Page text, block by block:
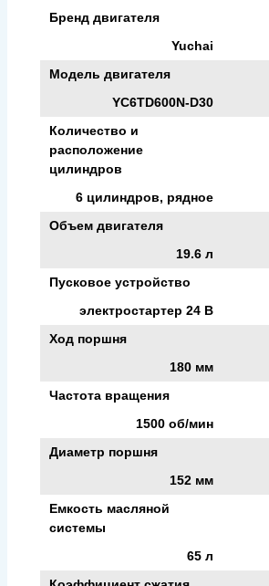
Бренд двигателя
Yuchai
Модель двигателя
YC6TD600N-D30
Количество и
расположение
цилиндров
6 цилиндров, рядное
Объем двигателя
19.6 л
Пусковое устройство
электростартер 24 В
Ход поршня
180 мм
Частота вращения
1500 об/мин
Диаметр поршня
152 мм
Емкость масляной
системы
65 л